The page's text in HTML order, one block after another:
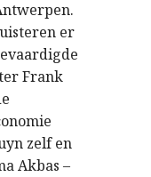
er
Frank
zelf en
Akbas –